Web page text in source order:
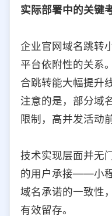
实际部署中的关键
企业官网域名跳转
平台依附性的关系
合跳转能大幅提升
注意的是，部分域
限制，高并发活动
技术实现层面并无
的用户承接——小
域名承诺的一致性
有效留存。